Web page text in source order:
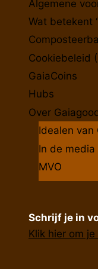
Algemene
Wat betekent
Cookiebeleid
GaiaCoins
Hubs
Over
Idealen van
In de media
MVO
Schrijf je in
Klik hier om